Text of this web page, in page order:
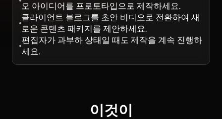
오 아이디어를 프로토타입으로 제작하세요.
클라이언트 블로그를 초안 비디오로 전환하여 새
로운 콘텐츠 패키지를 제안하세요.
편집자가 과부하 상태일 때도 제작을 계속 진행하
세요.
이것이